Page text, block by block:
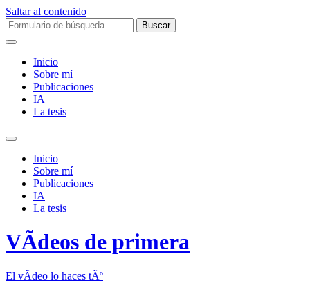
Saltar al contenido
Buscar:
Inicio
Sobre mí­
Publicaciones
IA
La tesis
Alternar
campo
búsqueda
Inicio
Sobre mí­
Publicaciones
IA
La tesis
VÃ­deos de primera
El vÃ­deo lo haces tÃº